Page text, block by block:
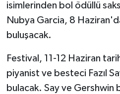
isimlerinden bol ödüllü
Nubya Garcia, 8
buluşacak.
Festival, 11-12 Haziran
piyanist ve besteci Fazıl
bulacak. Say ve Gershwin